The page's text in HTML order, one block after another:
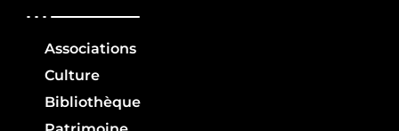
Associations
Culture
Bibliothèque